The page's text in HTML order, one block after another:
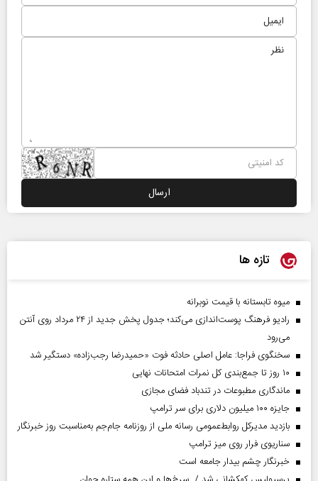
تازه ها
میوه تابستانه با قیمت نوبرانه
رادیو فرهنگ پوست‌اندازی می‌کند؛ جدول پخش جدید از ۲۴ مرداد روی آنتن
می‌رود
سخنگوی فراجا: عامل اصلی حادثه فوت «حمیدرضا رجب‌زاده» دستگیر شد
۱۰ روز تا جمع‌بندی کل نمرات امتحانات نهایی
ماندگاری مطبوعات در تندباد فضای مجازی
جایزه ۱۰۰ میلیون دلاری برای سر ترامپ
بازدید مدیرکل روابط‌عمومی رسانه ملی از روزنامه جام‌جم به‌مناسبت روز خبرنگار
سناریوی فرار روی میز ترامپ
خبرنگار چشم بیدار جامعه است